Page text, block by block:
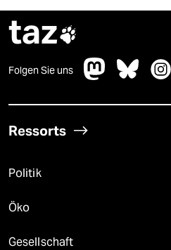
taz
Folgen Sie uns
Ressorts
Politik
Öko
Gesellschaft